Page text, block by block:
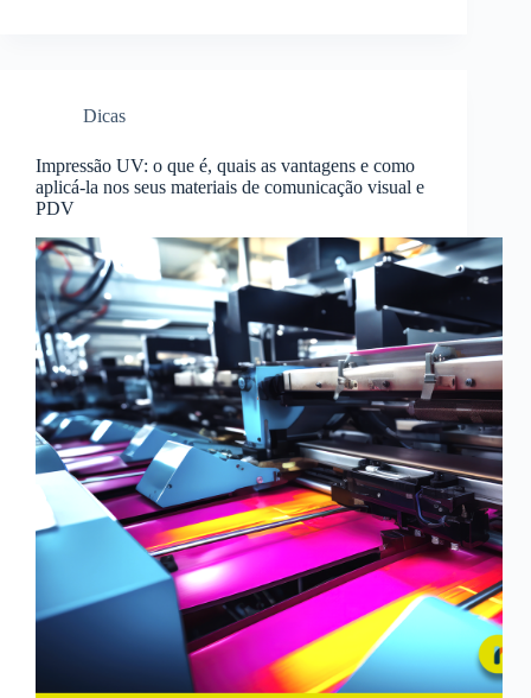
Dicas
Impressão UV: o que é, quais as vantagens e como
aplicá-la nos seus materiais de comunicação visual e
PDV